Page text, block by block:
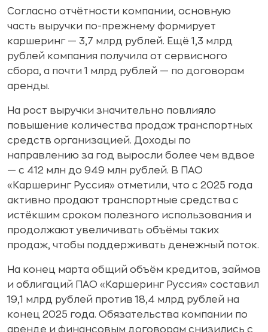
Согласно отчётности компании, основную
часть выручки по-прежнему формирует
каршеринг — 3,7 млрд рублей. Ещё 1,3 млрд
рублей компания получила от сервисного
сбора, а почти 1 млрд рублей — по договорам
аренды.
На рост выручки значительно повлияло
повышение количества продаж транспортных
средств организацией. Доходы по
направлению за год выросли более чем вдвое
— с 412 млн до 949 млн рублей. В ПАО
«Каршеринг Руссия» отметили, что с 2025 года
активно продают транспортные средства с
истёкшим сроком полезного использования и
продолжают увеличивать объёмы таких
продаж, чтобы поддерживать денежный поток.
На конец марта общий объём кредитов, займов
и облигаций ПАО «Каршеринг Руссия» составил
19,1 млрд рублей против 18,4 млрд рублей на
конец 2025 года. Обязательства компании по
аренде и финансовым договорам снизились с